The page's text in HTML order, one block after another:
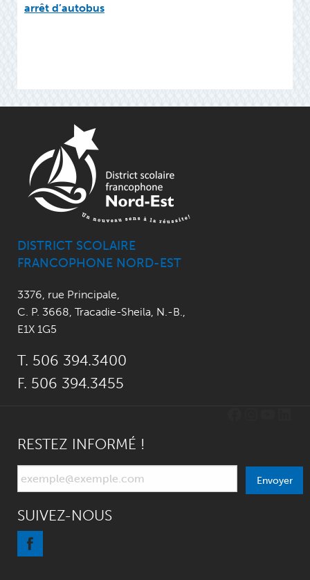
arrêt d’autobus
DISTRICT SCOLAIRE
FRANCOPHONE NORD-EST
3376, rue Principale
C. P. 3668, Tracadie-Sheila, N.-B.
E1X 1G5
T. 506 394.3400
F. 506 394.3455
RESTEZ INFORMÉ !
Envoyer
SUIVEZ-NOUS